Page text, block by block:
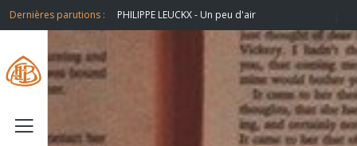
Dernières parutions : PHILIPPE LEUCKX - Un peu d'air